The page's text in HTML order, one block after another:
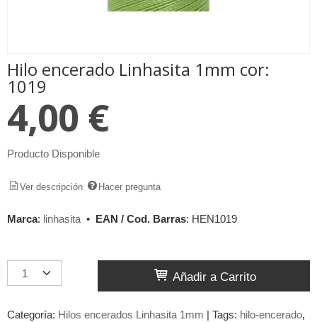
Hilo encerado Linhasita 1mm cor:
1019
4,00 €
Producto Disponible
Ver descripción Hacer pregunta
Marca: linhasita • EAN / Cod. Barras: HEN1019
Añadir a Carrito
Categoría: Hilos encerados Linhasita 1mm | Tags: hilo-encerado